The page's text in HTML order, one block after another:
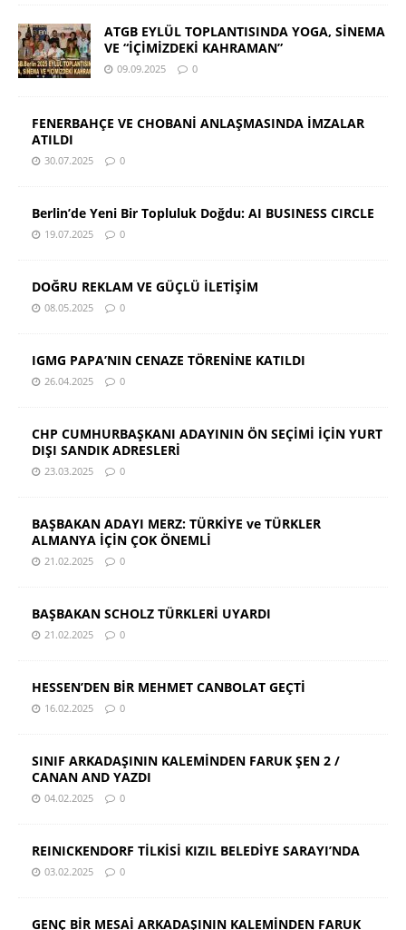
ATGB EYLÜL TOPLANTISINDA YOGA, SİNEMA
VE “İÇİMİZDEKİ KAHRAMAN”
09.09.2025 0
FENERBAHÇE VE CHOBANİ ANLAŞMASINDA İMZALAR
ATILDI
30.07.2025 0
Berlin’de Yeni Bir Topluluk Doğdu: AI BUSINESS CIRCLE
19.07.2025 0
DOĞRU REKLAM VE GÜÇLÜ İLETİŞİM
08.05.2025 0
IGMG PAPA’NIN CENAZE TÖRENİNE KATILDI
26.04.2025 0
CHP CUMHURBAŞKANI ADAYININ ÖN SEÇİMİ İÇİN YURT
DIŞI SANDIK ADRESLERİ
23.03.2025 0
BAŞBAKAN ADAYI MERZ: TÜRKİYE ve TÜRKLER
ALMANYA İÇİN ÇOK ÖNEMLİ
21.02.2025 0
BAŞBAKAN SCHOLZ TÜRKLERİ UYARDI
21.02.2025 0
HESSEN’DEN BİR MEHMET CANBOLAT GEÇTİ
16.02.2025 0
SINIF ARKADAŞININ KALEMİNDEN FARUK ŞEN 2 /
CANAN AND YAZDI
04.02.2025 0
REINICKENDORF TİLKİSİ KIZIL BELEDİYE SARAYI’NDA
03.02.2025 0
GENÇ BİR MESAİ ARKADAŞININ KALEMİNDEN FARUK